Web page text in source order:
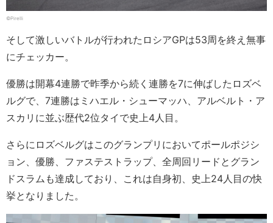
©Pirelli
そして激しいバトルが行われたロシアGPは53周を終え無事
にチェッカー。
優勝は開幕4連勝で昨季から続く連勝を7に伸ばしたロズベ
ルグで、7連勝はミハエル・シューマッハ、アルベルト・ア
スカリに並ぶ歴代2位タイで史上4人目。
さらにロズベルグはこのグランプリにおいてポールポジシ
ョン、優勝、ファステストラップ、全周回リードとグラン
ドスラムも達成しており、これは自身初、史上24人目の快
挙となりました。